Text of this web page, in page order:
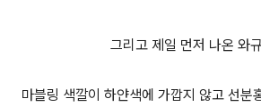
그리고 제일 먼저 나온 와
마블링 색깔이 하얀색에 가깝지 않고 선분